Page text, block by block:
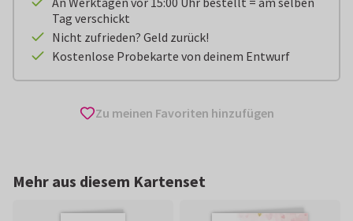
Tag verschickt
Nicht zufrieden? Geld zurück!
Kostenlose Probekarte von deinem Entwurf
Zu meinen Favoriten hinzufügen
Mehr aus diesem Kartenset